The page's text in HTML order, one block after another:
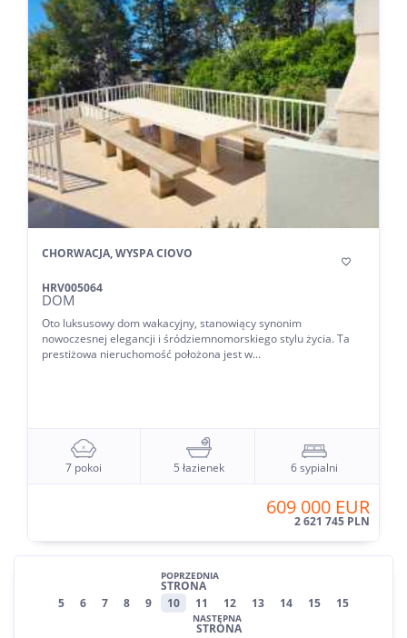
CHORWACJA, WYSPA CIOVO
HRV005064
DOM

Oto luksusowy dom wakacyjny, stanowiący synonim
nowoczesnej elegancji i śródziemnomorskiego stylu życia. Ta
prestiżowa nieruchomość położona jest w...
7 pokoi 5 łazienek 6 sypialni
609 000 EUR
2 621 745 PLN
POPRZEDNIA
STRONA
5
6 7 8 9 10 11 12 13 14 15 15
NASTĘPNA
STRONA